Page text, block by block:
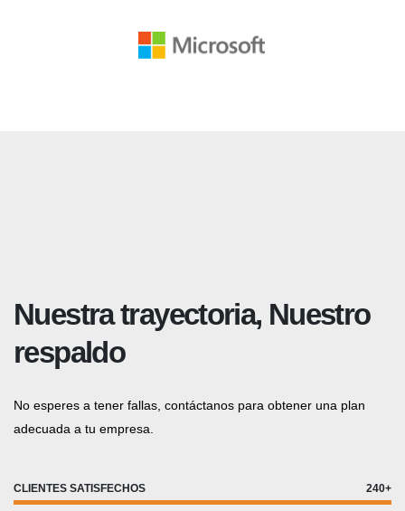
Nuestra trayectoria, Nuestro
respaldo
No esperes a tener fallas, contáctanos para obtener una plan
adecuada a tu empresa.
CLIENTES SATISFECHOS 240+